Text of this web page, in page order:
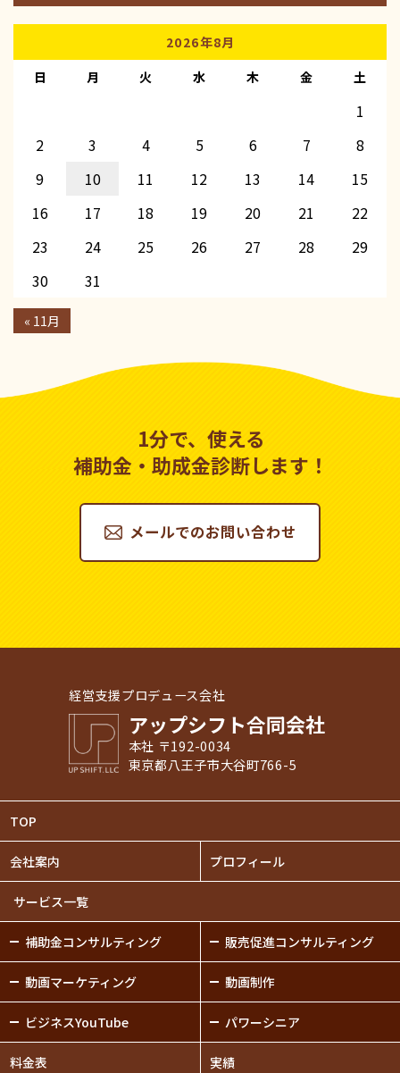
2026年8月
日
月 火 水 木 金 土
1
2
3 4 5 6 7
8
9
10 11 12 13 14
15
16
17 18 19 20 21
22
23
24 25 26 27 28
29
30
31
« 11月
1分で、使える
補助金・助成金診断します！
メールでのお問い合わせ
経営支援プロデュース会社
アップシフト合同会社
本社 〒192-0034
東京都八王子市大谷町766-5
TOP
会社案内 プロフィール
サービス一覧
補助金コンサルティング 販売促進コンサルティング
動画マーケティング 動画制作
ビジネスYouTube パワーシニア
料金表 実績